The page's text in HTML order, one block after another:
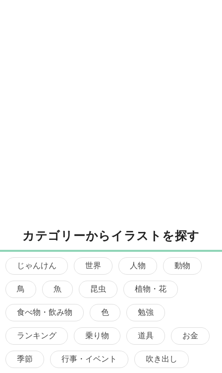
カテゴリーからイラストを探す
じゃんけん 世界 人物 動物
鳥 魚 昆虫 植物・花
食べ物・飲み物 色 勉強
ランキング 乗り物 道具 お金
季節 行事・イベント 吹き出し